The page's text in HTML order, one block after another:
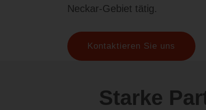
Neckar-Gebiet tätig.
Kontaktieren Sie uns
Starke